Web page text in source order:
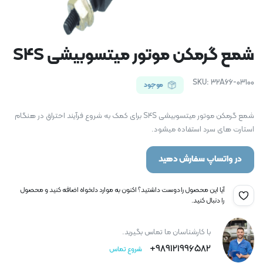
شمع گرمکن موتور میتسوبیشی S4S
SKU: 32A66-03100 موجود
شمع گرمکن موتور میتسوبیشی S4S برای کمک به شروع فرآیند احتراق در هنگام
استارت های سرد استفاده میشود.
در واتساپ سفارش دهید
آیا این محصول را دوست داشتید؟ اکنون به موارد دلخواه اضافه کنید و محصول
را دنبال کنید.
با کارشناسان ما تماس بگیرید.
989121996582+ شروع تماس